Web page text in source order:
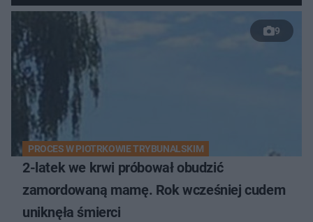
9
PROCES W PIOTRKOWIE TRYBUNALSKIM
2-latek we krwi próbował obudzić
zamordowaną mamę. Rok wcześniej cudem
uniknęła śmierci